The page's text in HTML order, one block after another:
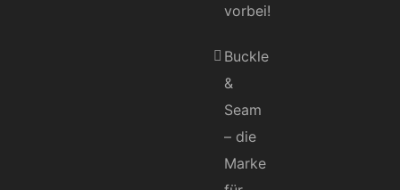
vorbei!
Buckle
&
Seam
– die
Marke